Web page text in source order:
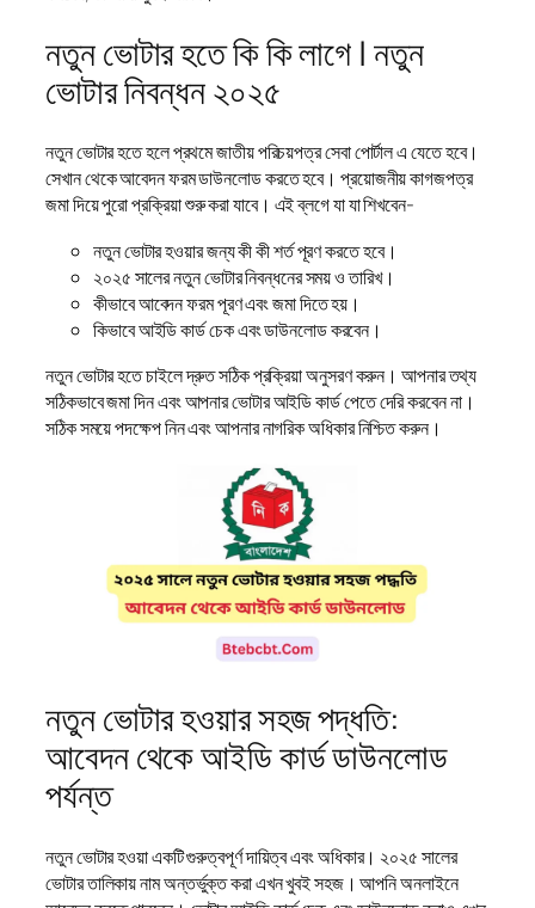
নতুন ভোটার হতে কি কি লাগে | নতুন
ভোটার নিবন্ধন ২০২৫
নতুন ভোটার হতে হলে প্রথমে জাতীয় পরিচয়পত্র সেবা পোর্টাল এ যেতে হবে।
সেখান থেকে আবেদন ফরম ডাউনলোড করতে হবে। প্রয়োজনীয় কাগজপত্র
জমা দিয়ে পুরো প্রক্রিয়া শুরু করা যাবে। এই ব্লগে যা যা শিখবেন-
নতুন ভোটার হওয়ার জন্য কী কী শর্ত পূরণ করতে হবে।
২০২৫ সালের নতুন ভোটার নিবন্ধনের সময় ও তারিখ।
কীভাবে আবেদন ফরম পূরণ এবং জমা দিতে হয়।
কিভাবে আইডি কার্ড চেক এবং ডাউনলোড করবেন।
নতুন ভোটার হতে চাইলে দ্রুত সঠিক প্রক্রিয়া অনুসরণ করুন। আপনার তথ্য
সঠিকভাবে জমা দিন এবং আপনার ভোটার আইডি কার্ড পেতে দেরি করবেন না।
সঠিক সময়ে পদক্ষেপ নিন এবং আপনার নাগরিক অধিকার নিশ্চিত করুন।
নতুন ভোটার হওয়ার সহজ পদ্ধতি:
আবেদন থেকে আইডি কার্ড ডাউনলোড
পর্যন্ত
নতুন ভোটার হওয়া একটি গুরুত্বপূর্ণ দায়িত্ব এবং অধিকার। ২০২৫ সালের
ভোটার তালিকায় নাম অন্তর্ভুক্ত করা এখন খুবই সহজ। আপনি অনলাইনে